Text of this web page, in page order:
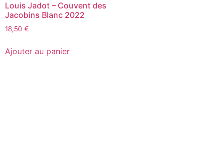
Louis Jadot – Couvent des
Jacobins Blanc 2022
18,50 €
Ajouter au panier